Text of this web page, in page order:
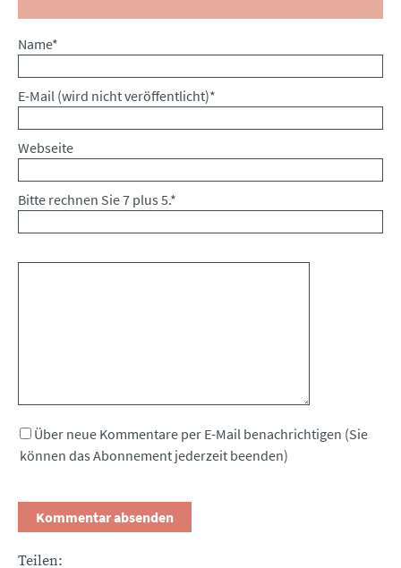
Pflichtfeld
Name*
Pflichtfeld
E-Mail (wird nicht veröffentlicht)*
Webseite
Bitte rechnen Sie 7 plus 5.*
Über neue Kommentare per E-Mail benachrichtigen (Sie
können das Abonnement jederzeit beenden)
Teilen: